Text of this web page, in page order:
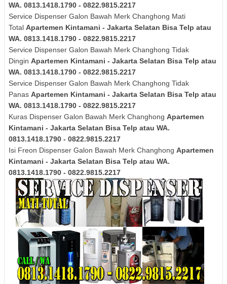
WA. 0813.1418.1790 - 0822.9815.2217
Service Dispenser Galon Bawah Merk Changhong Mati
Total Apartemen Kintamani - Jakarta Selatan Bisa Telp atau
WA. 0813.1418.1790 - 0822.9815.2217
Service Dispenser Galon Bawah Merk Changhong Tidak
Dingin Apartemen Kintamani - Jakarta Selatan Bisa Telp atau
WA. 0813.1418.1790 - 0822.9815.2217
Service Dispenser Galon Bawah Merk Changhong Tidak
Panas Apartemen Kintamani - Jakarta Selatan Bisa Telp atau
WA. 0813.1418.1790 - 0822.9815.2217
Kuras Dispenser Galon Bawah Merk Changhong Apartemen
Kintamani - Jakarta Selatan Bisa Telp atau WA.
0813.1418.1790 - 0822.9815.2217
Isi Freon Dispenser Galon Bawah Merk Changhong Apartemen
Kintamani - Jakarta Selatan Bisa Telp atau WA.
0813.1418.1790 - 0822.9815.2217